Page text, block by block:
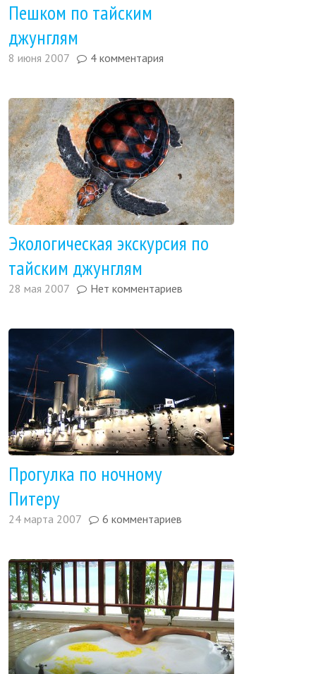
Пешком по тайским
джунглям
8 июня 2007 4 комментария
Экологическая экскурсия по
тайским джунглям
28 мая 2007 Нет комментариев
Прогулка по ночному
Питеру
24 марта 2007 6 комментариев